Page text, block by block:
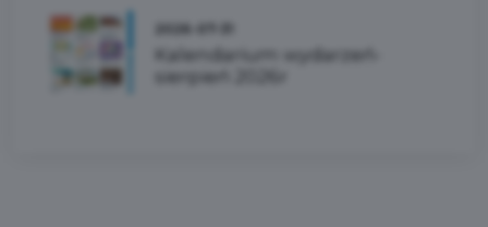
Kalendarium wydarzeń-
sierpień 2026r